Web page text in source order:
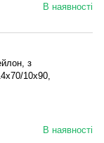
В наявності
з
10x90,
В наявності